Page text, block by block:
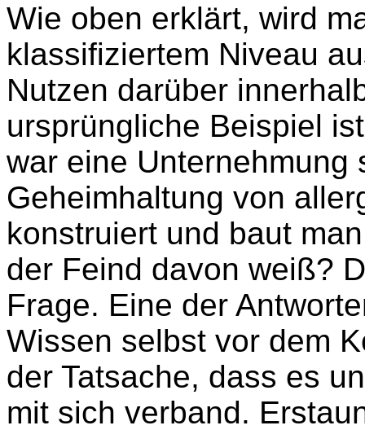
Wie oben erklärt, wird
klassifiziertem Niveau
Nutzen darüber
ursprüngliche Beispiel
war eine Unternehmung
Geheimhaltung von
konstruiert und baut
der Feind davon weiß?
Frage. Eine der
Wissen selbst vor dem
der Tatsache, dass es
mit sich verband.